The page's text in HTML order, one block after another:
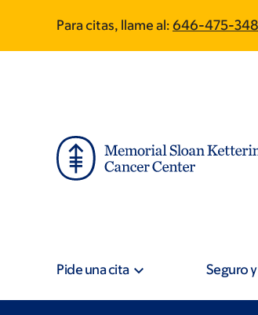
main
footer
Para citas, llame al: 646-475-
Pide una cita Seguro